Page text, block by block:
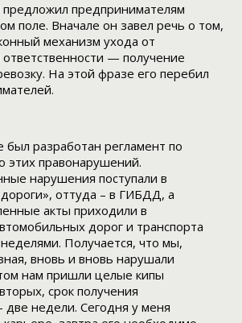
предпринимателям
поле. Вначале он завел речь о том,
механизм ухода от
— получение
На этой фразе его перебил
был разработан регламент по
этих правонарушений.
нарушения поступали в
оттуда – в ГИБДД, а
акты приходили в
дорог и транспорта
Получается, что мы,
вновь и вновь нарушали
нам пришли целые кипы
срок получения
две недели. Сегодня у меня